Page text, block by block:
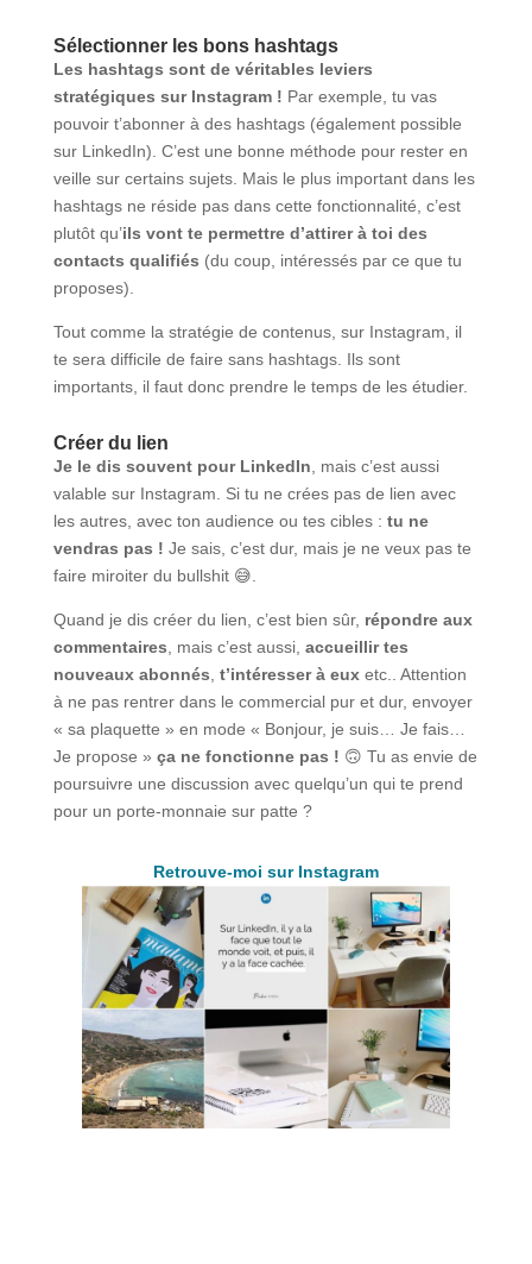
Sélectionner les bons hashtags
Les hashtags sont de véritables leviers
stratégiques sur Instagram ! Par exemple, tu vas
pouvoir t’abonner à des hashtags (également possible
sur LinkedIn). C’est une bonne méthode pour rester en
veille sur certains sujets. Mais le plus important dans les
hashtags ne réside pas dans cette fonctionnalité, c’est
plutôt qu’ils vont te permettre d’attirer à toi des
contacts qualifiés (du coup, intéressés par ce que tu
proposes).
Tout comme la stratégie de contenus, sur Instagram, il
te sera difficile de faire sans hashtags. Ils sont
importants, il faut donc prendre le temps de les étudier.
Créer du lien
Je le dis souvent pour LinkedIn , mais c’est aussi
valable sur Instagram. Si tu ne crées pas de lien avec
les autres, avec ton audience ou tes cibles : tu ne
vendras pas ! Je sais, c’est dur, mais je ne veux pas te
faire miroiter du bullshit 😅.
Quand je dis créer du lien, c’est bien sûr, répondre aux
commentaires , mais c’est aussi, accueillir tes
nouveaux abonnés t’intéresser à euxetc.. Attention
à ne pas rentrer dans le commercial pur et dur, envoyer
« sa plaquette » en mode « Bonjour, je suis… Je fais…
Je propose » ça ne fonctionne pas ! 🙃 Tu as envie de
poursuivre une discussion avec quelqu’un qui te prend
pour un porte-monnaie sur patte ?
Retrouve-moi sur Instagram